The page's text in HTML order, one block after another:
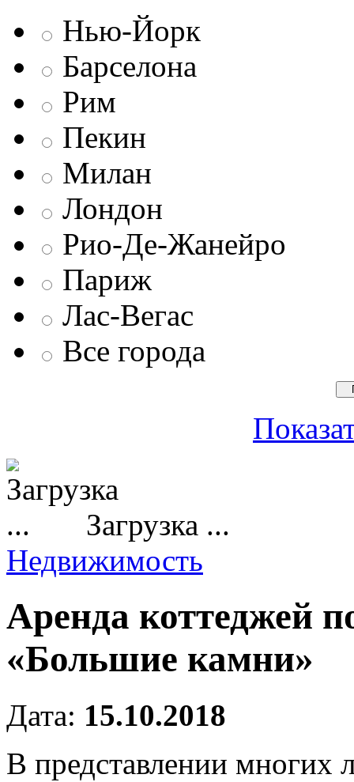
Нью-Йорк
Барселона
Рим
Пекин
Милан
Лондон
Рио-Де-Жанейро
Париж
Лас-Вегас
Все города
Загрузка ...
Недвижимость
Аренда коттеджей
«Большие камни»
Дата: 15.10.2018
В представлении многих